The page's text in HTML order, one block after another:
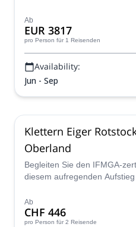
Ab
EUR 3817
pro Person für 1 Reisenden
Availability:
Jun - Sep
Klettern Eiger
Oberland
Begleiten Sie den IFMGA-
diesem aufregenden
den Eiger Mittellegigrat und
nehmen.
Ab
CHF 446
pro Person für 2 Reisende